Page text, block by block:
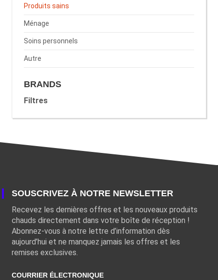
Produits sains
Ménage
Soins personnels
Autre
BRANDS
Filtres
SOUSCRIVEZ À NOTRE NEWSLETTER
Recevez les dernières offres et les nouveaux produits
chauds directement dans votre boîte de réception !
Abonnez-vous à notre lettre d’information dès
aujourd’hui et ne manquez jamais les offres et les
remises exclusives.
COURRIER ÉLECTRONIQUE